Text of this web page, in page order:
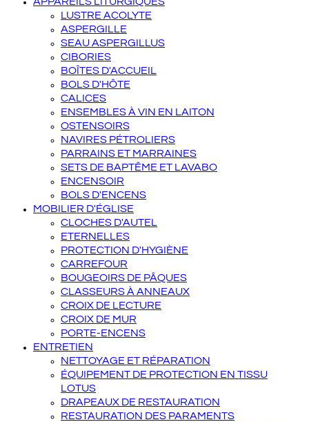
LUSTRE ACOLYTE
ASPERGILLE
SEAU ASPERGILLUS
CIBORIES
BOÎTES D'ACCUEIL
BOLS D'HÔTE
CALICES
ENSEMBLES À VIN EN LAITON
OSTENSOIRS
NAVIRES PÉTROLIERS
PARRAINS ET MARRAINES
SETS DE BAPTÊME ET LAVABO
ENCENSOIR
BOLS D'ENCENS
MOBILIER D'ÉGLISE
CLOCHES D'AUTEL
ETERNELLES
PROTECTION D'HYGIÈNE
CARREFOUR
BOUGEOIRS DE PÂQUES
CLASSEURS À ANNEAUX
CROIX DE LECTURE
CROIX DE MUR
PORTE-ENCENS
ENTRETIEN
NETTOYAGE ET RÉPARATION
ÉQUIPEMENT DE PROTECTION EN TISSU
LOTUS
DRAPEAUX DE RESTAURATION
RESTAURATION DES PARAMENTS